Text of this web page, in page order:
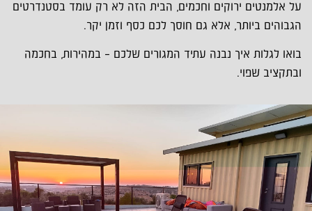
על אלמנטים ירוקים וחכמים, הבית הזה לא רק עומד בסטנדרטים
הגבוהים ביותר, אלא גם חוסך לכם כסף וזמן יקר.
בואו לגלות איך נבנה עתיד המגורים שלכם – במהירות, בחכמה
ובתקציב שפוי.